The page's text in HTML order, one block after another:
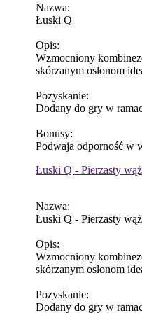
Nazwa:
Łuski Q
Opis:
Wzmocniony
skórzanym osłonom
Pozyskanie:
Dodany do gry w
Bonusy:
Podwaja odporność w
Łuski Q - Pierzasty wąż
Nazwa:
Łuski Q - Pierzasty wąż
Opis:
Wzmocniony
skórzanym osłonom
Pozyskanie:
Dodany do gry w